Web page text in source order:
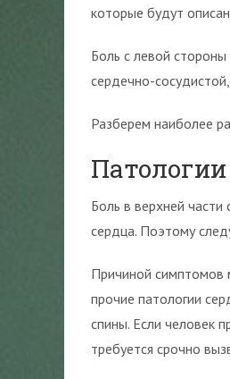
которые будут
Боль с левой
сердечно-
Разберем наиболее
Боль в верхней
сердца. Поэтому
Причиной симптомов
прочие патологии
спины. Если человек
требуется срочно